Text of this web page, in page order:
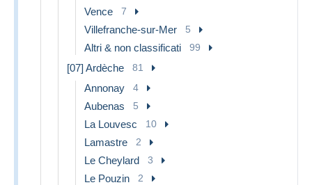
Vence 7
Villefranche-sur-Mer 5
Altri & non classificati 99
[07] Ardèche 81
Annonay 4
Aubenas 5
La Louvesc 10
Lamastre 2
Le Cheylard 3
Le Pouzin 2